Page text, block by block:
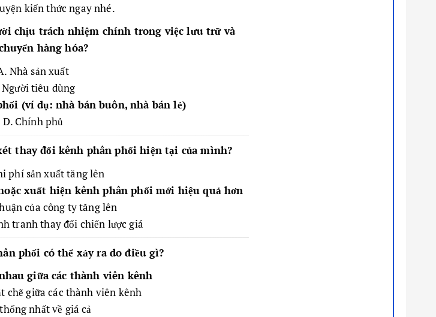
kiến thức ngay nhé.
chịu trách nhiệm chính trong việc lưu trữ và
hàng hóa?
Nhà sản xuất
Người tiêu dùng
(ví dụ: nhà bán buôn, nhà bán lẻ)
D. Chính phủ
thay đổi kênh phân phối hiện tại của mình?
phí sản xuất tăng lên
xuất hiện kênh phân phối mới hiệu quả hơn
của công ty tăng lên
tranh thay đổi chiến lược giá
phối có thể xảy ra do điều gì?
giữa các thành viên kênh
chẽ giữa các thành viên kênh
nhất về giá cả